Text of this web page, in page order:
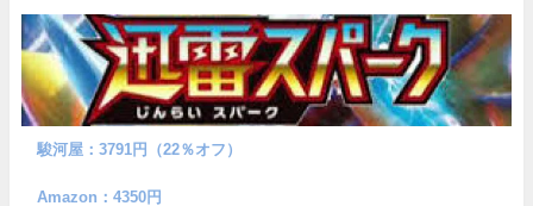
駿河屋：3791円（22％オフ）
Amazon：4350円